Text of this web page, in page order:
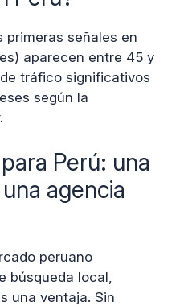
primeras señales en
aparecen entre 45 y
tráfico significativos
según la
Perú: una
agencia
peruano
búsqueda local,
una ventaja. Sin